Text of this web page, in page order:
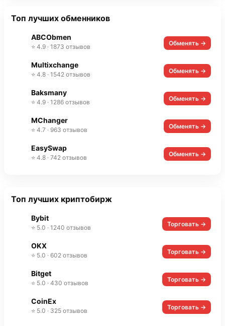
Топ лучших обменников
ABCObmen
⭐ 4.9 · 1873 отзывов Обменять →
Multixchange
⭐ 4.8 · 1542 отзывов Обменять →
Baksmany
⭐ 4.9 · 1286 отзывов Обменять →
MChanger
⭐ 4.7 · 963 отзывов Обменять →
EasySwap
⭐ 4.8 · 742 отзывов Обменять →
Топ лучших криптобирж
Bybit
⭐ 5.0 · 1240 отзывов Торговать →
OKX
⭐ 5.0 · 602 отзывов Торговать →
Bitget
⭐ 5.0 · 430 отзывов Торговать →
CoinEx
⭐ 5.0 · 325 отзывов Торговать →